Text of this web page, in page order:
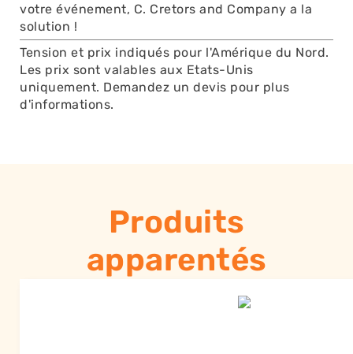
votre événement, C. Cretors and Company a la
solution !
Tension et prix indiqués pour l'Amérique du Nord.
Les prix sont valables aux Etats-Unis
uniquement. Demandez un devis pour plus
d'informations.
Produits
apparentés